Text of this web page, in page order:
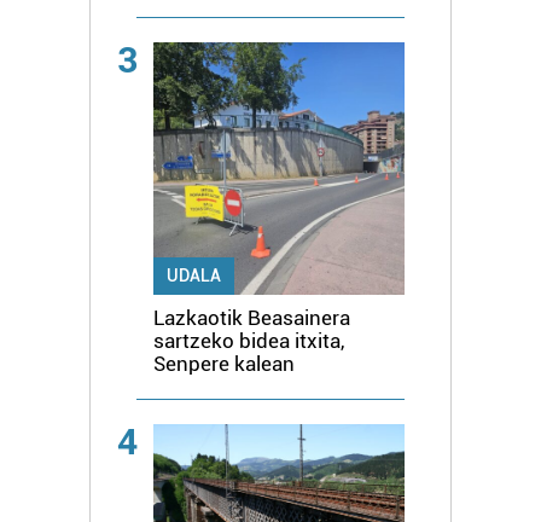
3
UDALA
Lazkaotik Beasainera
sartzeko bidea itxita,
Senpere kalean
4